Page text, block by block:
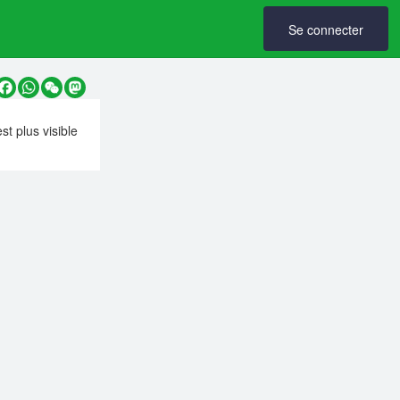
Se connecter
Facebook
WhatsApp
WeChatMastodon
plus visible